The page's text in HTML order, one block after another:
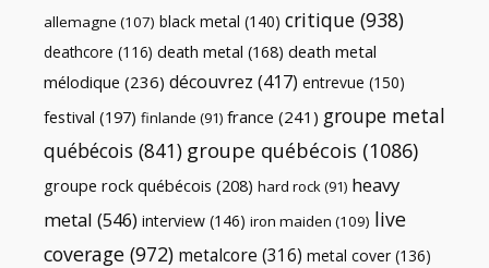
allemagne (107) black metal (140) critique (938)
deathcore (116) death metal (168) death metal
mélodique (236) découvrez (417) entrevue (150)
festival (197) finlande (91) france (241) groupe metal
québécois (841) groupe québécois (1086)
groupe rock québécois (208) hard rock(91) heavy
metal (546) interview (146) iron maiden (109) live
coverage (972) metalcore (316) metal cover (136)